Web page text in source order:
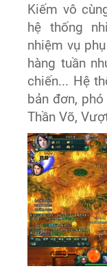
Kiếm vô
hệ thống
nhiệm vụ
hàng tuần
chiến... Hệ
bản đơn,
Thần Võ,